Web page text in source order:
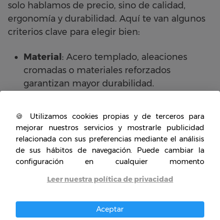
solo hablamos de precio, sino de calidad,
ergonomía y durabilidad. Aquí te van algunos
criterios clave para elegir bien:
Material: Acero templado, aleaciones
cromadas o materiales reforzados
garantizan mayor durabilidad.
diseño curvado y peso equilibrado mejoran
la experiencia de uso.
Versatilidad: Algunas herramientas tienen
múltiples funciones o cabezales
intercambiables.
Tipo de uso: No es lo mismo un uso
doméstico que uno profesional. Evalúa el
🍪 Utilizamos cookies propias y de terceros para
mejorar nuestros servicios y mostrarle publicidad
relacionada con sus preferencias mediante el análisis
de sus hábitos de navegación. Puede cambiar la
configuración en cualquier momento
Leer nuestra política de privacidad
Aceptar